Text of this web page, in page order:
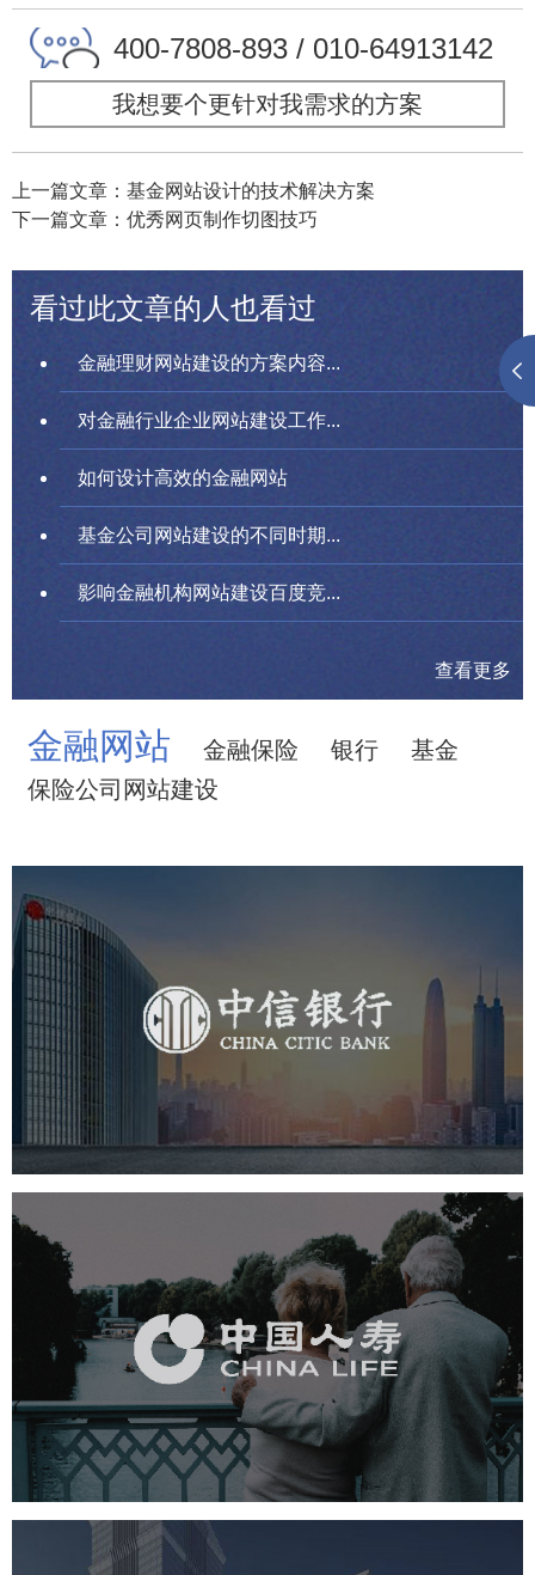
400-7808-893 / 010-64913142
我想要个更针对我需求的方案
上一篇文章：基金网站设计的技术解决方案
下一篇文章：优秀网页制作切图技巧
看过此文章的人也看过
金融理财网站建设的方案内容...
对金融行业企业网站建设工作...
如何设计高效的金融网站
基金公司网站建设的不同时期...
影响金融机构网站建设百度竞...
查看更多
金融网站 金融保险 银行
基金
保险公司网站建设
金融保险 银行
中国人寿
金融保险 业务系统 系统开发 定制开发